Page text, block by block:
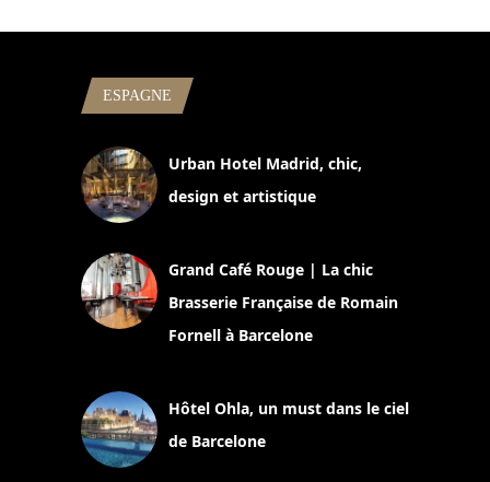
ESPAGNE
Urban Hotel Madrid, chic,
design et artistique
Grand Café Rouge | La chic
Brasserie Française de Romain
Fornell à Barcelone
Hôtel Ohla, un must dans le ciel
de Barcelone